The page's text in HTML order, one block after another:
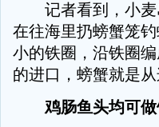
记者看到，小麦
在往海里扔螃蟹笼
小的铁圈，沿铁圈
的进口，螃蟹就是
鸡肠鱼头均可做